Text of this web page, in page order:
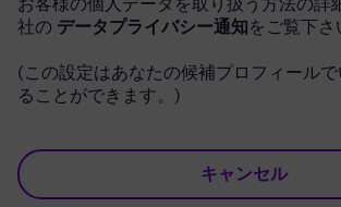
社の データプライバシー通知をご覧下さ
(この設定はあなたの候補プロフィール
ることができます。)
キャンセル